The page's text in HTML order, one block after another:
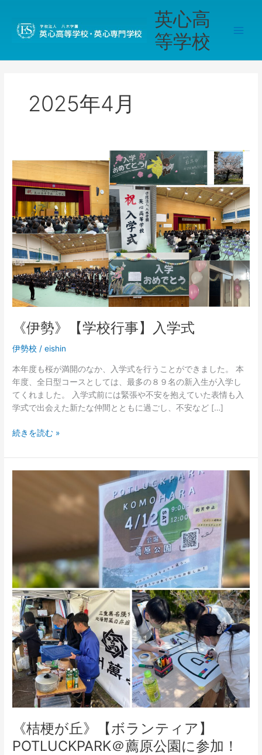
英心高
等学校
2025年4月
《伊勢》【学校行事】入学式
伊勢校 /eishin
本年度も桜が満開のなか、入学式を行うことができました。 本
年度、全日型コースとしては、最多の８９名の新入生が入学し
てくれました。 入学式前には緊張や不安を抱えていた表情も入
学式で出会えた新たな仲間とともに過ごし、不安など […]
【学
校
行
事】
入
学
式
続きを読む »
《桔梗が丘》【ボランティア】
POTLUCKPARK＠薦原公園に参加！
ン
テ
ィ
ア】
POTLUCKPARK
＠
薦
原
公
園
に
参
加！